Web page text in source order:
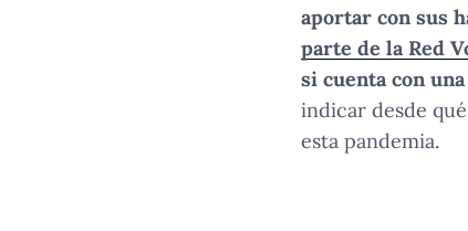
aportar con sus
parte de la Red
si cuenta con
indicar desde
esta pandemia.